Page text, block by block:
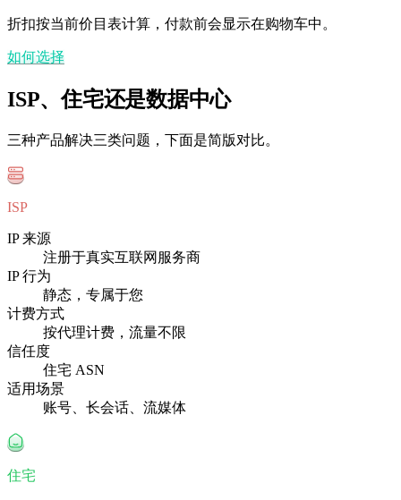
折扣按当前价目表计算，付款前会显示在购物车中。
如何选择
ISP、住宅还是数据中心
三种产品解决三类问题，下面是简版对比。
ISP
IP 来源
注册于真实互联网服务商
IP 行为
静态，专属于您
计费方式
按代理计费，流量不限
信任度
住宅 ASN
适用场景
账号、长会话、流媒体
住宅